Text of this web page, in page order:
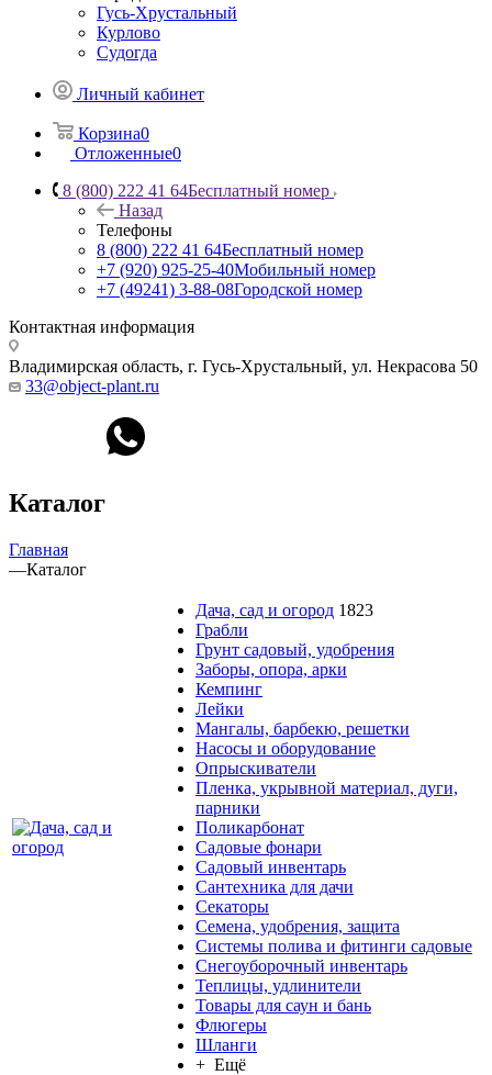
Гусь-Хрустальный
Курлово
Судогда
Личный кабинет
Корзина0
Отложенные0
8 (800) 222 41 64Бесплатный номер
Назад
Телефоны
8 (800) 222 41 64Бесплатный номер
+7 (920) 925-25-40Мобильный номер
+7 (49241) 3-88-08Городской номер
Контактная информация
Владимирская область, г. Гусь-Хрустальный, ул. Некрасова 50
33@object-plant.ru
Каталог
Главная
—Каталог
Дача, сад и огород 1823
Грабли
Грунт садовый, удобрения
Заборы, опора, арки
Кемпинг
Лейки
Мангалы, барбекю, решетки
Насосы и оборудование
Опрыскиватели
Пленка, укрывной материал, дуги,
парники
Поликарбонат
Садовые фонари
Садовый инвентарь
Сантехника для дачи
Секаторы
Семена, удобрения, защита
Системы полива и фитинги садовые
Снегоуборочный инвентарь
Теплицы, удлинители
Товары для саун и бань
Флюгеры
Шланги
+ Ещё